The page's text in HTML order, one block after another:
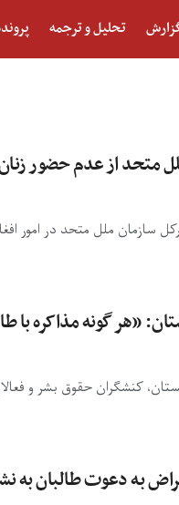
تحلیل و ترجمه
متحد از عدم حضور
دبیرکل سازمان ملل متحد در
«هر گونه مذاکره با
کنشگران حقوق بشر و
به دعوت طالبان